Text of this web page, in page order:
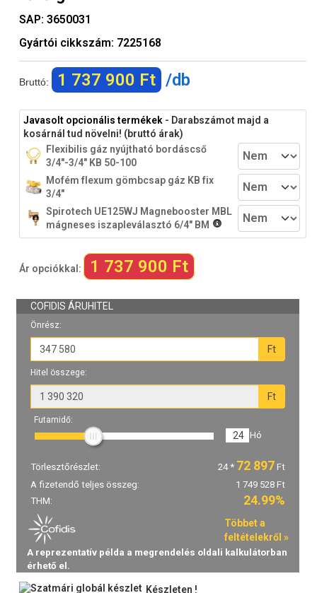
SAP: 3650031
Gyártói cikkszám: 7225168
Bruttó: 1 737 900 Ft /db
Javasolt opcionális termékek - Darabszámot majd a
kosárnál tud növelni! (bruttó árak)
Flexibilis gáz nyújtható bordáscső
3/4"-3/4" KB 50-100
Mofém flexum gömbcsap gáz KB fix
3/4"
Spirotech UE125WJ Magnebooster MBL
mágneses iszapleválasztó 6/4" BM
Ár opciókkal: 1 737 900 Ft
Készleten !